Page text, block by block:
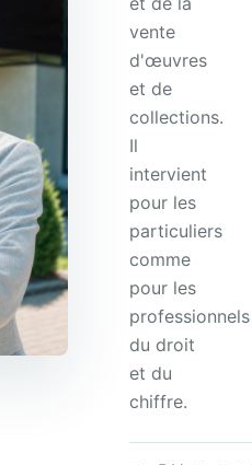
vente
d'œuvres
et de
collections.
Il
intervient
pour les
particuliers
comme
pour les
professionnels
du droit
et du
chiffre.